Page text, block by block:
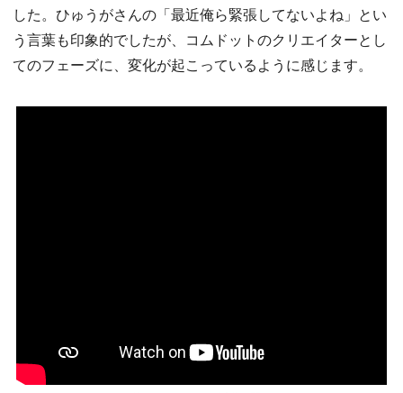
した。ひゅうがさんの「最近俺ら緊張してないよね」とい
う言葉も印象的でしたが、コムドットのクリエイターとし
てのフェーズに、変化が起こっているように感じます。